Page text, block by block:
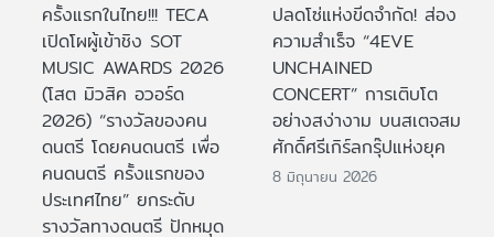
ครั้งแรกในไทย!!! TECA
เปิดโผผู้เข้าชิง SOT
MUSIC AWARDS 2026
(โสต มิวสิค อวอร์ด
2026) “รางวัลของคน
ดนตรี โดยคนดนตรี เพื่อ
คนดนตรี ครั้งแรกของ
ประเทศไทย” ยกระดับ
รางวัลทางดนตรี ปักหมุด
ปลดโซ่แห่งขีดจำกัด! ส่อง
ความสำเร็จ “4EVE
UNCHAINED
CONCERT” การเติบโต
อย่างสง่างาม บนสเตจสม
ศักดิ์ศรีเกิร์ลกรุ๊ปแห่งยุค
8 มิถุนายน 2026